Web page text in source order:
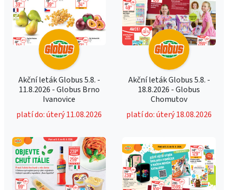
Akční leták Globus 5.8. -
11.8.2026 - Globus Brno
Ivanovice
platí do: úterý 11.08.2026
Akční leták Globus 5.8. -
18.8.2026 - Globus
Chomutov
platí do: úterý 18.08.2026